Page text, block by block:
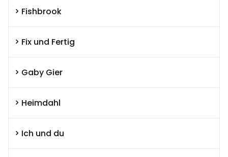
Fishbrook
Fix und Fertig
Gaby Gier
Heimdahl
Ich und du